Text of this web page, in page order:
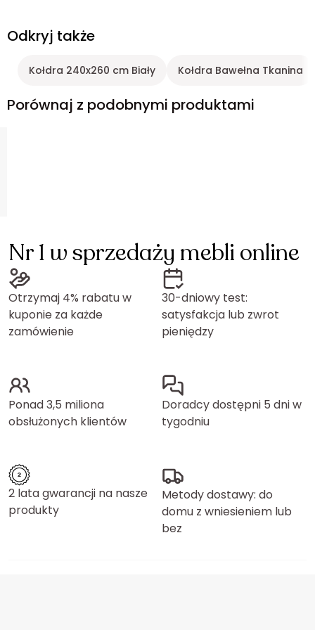
Odkryj także
Kołdra 240x260 cm Biały Kołdra Bawełna Tkanina
Porównaj z podobnymi produktami
Nr 1 w sprzedaży mebli online
Otrzymaj 4% rabatu w
kuponie za każde
zamówienie
30-dniowy test:
satysfakcja lub zwrot
pieniędzy
Ponad 3,5 miliona
obsłużonych klientów
Doradcy dostępni 5 dni w
tygodniu
2 lata gwarancji na nasze
produkty
Metody dostawy: do
domu z wniesieniem lub
bez